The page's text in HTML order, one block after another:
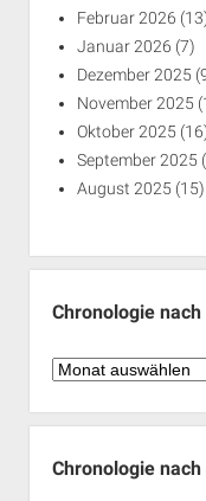
Februar 2026
Januar 2026 (7)
Dezember 2025
November 2025
Oktober 2025
September 2025
August 2025 (15)
Chronologie
Chronologie
Monaten
Chronologie